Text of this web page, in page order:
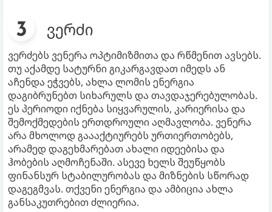
ვერძი
ვერძებს ვენერა ოპტიმიზმითა და რწმენით ავსებს.
თუ აქამდე სატურნი გიკარგავდათ იმედს ან
აჩენდა ეჭვებს, ახლა ლომის ენერგია
დაგიბრუნებთ სიხარულს და თავდაჯერებულობას.
ეს პერიოდი იქნება სიყვარულის, კარიერისა და
შემოქმედების ერთდროული აღმავლობა. ვენერა
არა მხოლოდ გაააქტიურებს ურთიერთობებს,
არამედ დაგეხმარებათ ახალი იდეებისა და
ჰობების აღმოჩენაში. ასევე ხელს შეუწყობს
ფინანსურ სტაბილურობას და მიზნების სწორად
დაგეგმვას. თქვენი ენერგია და ამბიცია ახლა
განსაკუთრებით ძლიერია.